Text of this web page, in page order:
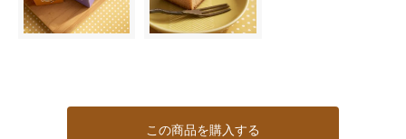
この商品を購入する